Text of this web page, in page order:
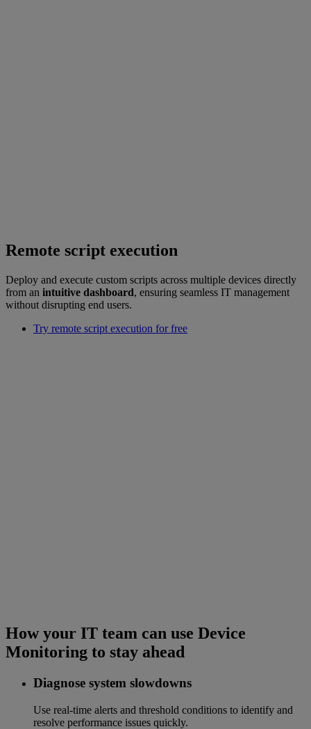
Remote script execution
Deploy and execute custom scripts across multiple devices directly
from an intuitive dashboard, ensuring seamless IT management
without disrupting end users.
Try remote script execution for free
How your IT team can use Device
Monitoring to stay ahead
Diagnose system slowdowns
Use real-time alerts and threshold conditions to identify and
resolve performance issues quickly.